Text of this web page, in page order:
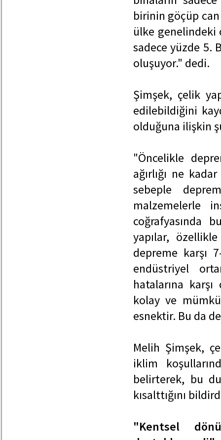
birinin göçüp can
ülke genelindeki
sadece yüzde 5.
oluşuyor." dedi.
Şimşek, çelik
edilebildiğini
olduğuna ilişkin
"Öncelikle
ağırlığı ne
sebeple
malzemelerle
coğrafyasında
yapılar,
depreme karşı
endüstriyel
hatalarına
kolay ve
esnektir. Bu da
Melih Şimşek,
iklim
belirterek, bu
kısalttığını
"Kentsel